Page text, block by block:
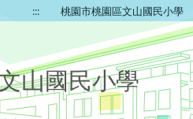
::: 桃園市桃園區文山國民小學
山國民小學